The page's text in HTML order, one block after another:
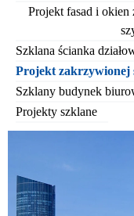
Projekt fasad i okien
Szklana ścianka
Projekt zakrzywionej
Szklany budynek
Projekty szklane